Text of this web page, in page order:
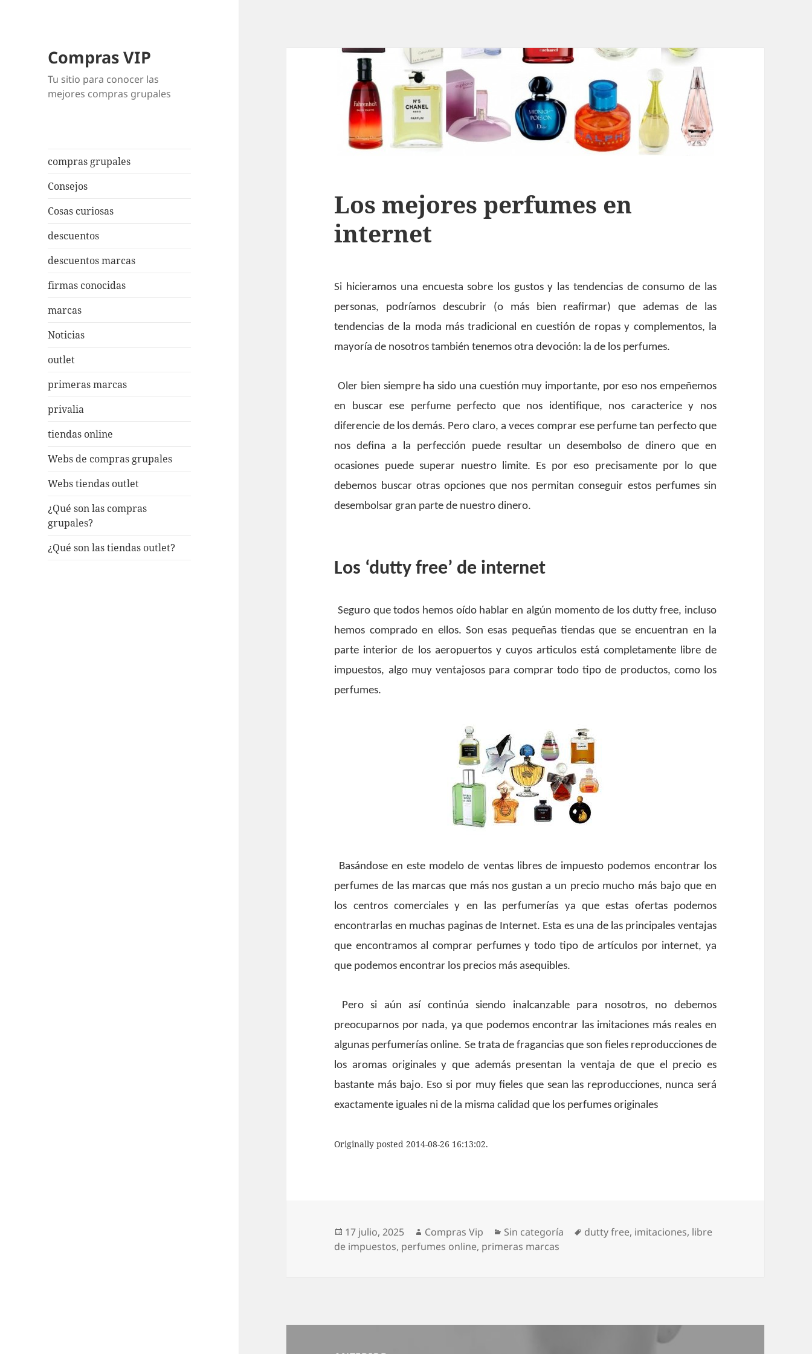
Compras VIP
Tu sitio para conocer las
mejores compras grupales
compras grupales
Consejos
Cosas curiosas
descuentos
descuentos marcas
firmas conocidas
marcas
Noticias
outlet
primeras marcas
privalia
tiendas online
Webs de compras grupales
Webs tiendas outlet
¿Qué son las compras
grupales?
¿Qué son las tiendas outlet?
Los mejores perfumes en
internet
Si hicieramos una encuesta sobre los gustos y las tendencias de consumo de las
personas, podríamos descubrir (o más bien reafirmar) que ademas de las
tendencias de la moda más tradicional en cuestión de ropas y complementos, la
mayoría de nosotros también tenemos otra devoción: la de los perfumes.
Oler bien siempre ha sido una cuestión muy importante, por eso nos empeñemos
en buscar ese perfume perfecto que nos identifique, nos caracterice y nos
diferencie de los demás. Pero claro, a veces comprar ese perfume tan perfecto que
nos defina a la perfección puede resultar un desembolso de dinero que en
ocasiones puede superar nuestro limite. Es por eso precisamente por lo que
debemos buscar otras opciones que nos permitan conseguir estos perfumes sin
desembolsar gran parte de nuestro dinero.
Los ‘dutty free’ de internet
Seguro que todos hemos oído hablar en algún momento de los dutty free, incluso
hemos comprado en ellos. Son esas pequeñas tiendas que se encuentran en la
parte interior de los aeropuertos y cuyos articulos está completamente libre de
impuestos, algo muy ventajosos para comprar todo tipo de productos, como los
perfumes.
Basándose en este modelo de ventas libres de impuesto podemos encontrar los
perfumes de las marcas que más nos gustan a un precio mucho más bajo que en
los centros comerciales y en las perfumerías ya que estas ofertas podemos
encontrarlas en muchas paginas de Internet. Esta es una de las principales ventajas
que encontramos al comprar perfumes y todo tipo de artículos por internet, ya
que podemos encontrar los precios más asequibles.
Pero si aún así continúa siendo inalcanzable para nosotros, no debemos
preocuparnos por nada, ya que podemos encontrar las imitaciones más reales en
algunas perfumerías online. Se trata de fragancias que son fieles reproducciones de
los aromas originales y que además presentan la ventaja de que el precio es
bastante más bajo. Eso si por muy fieles que sean las reproducciones, nunca será
exactamente iguales ni de la misma calidad que los perfumes originales
Originally posted 2014-08-26 16:13:02.
Publicado
el
17 julio, 2025 Autor
Compras Vip Categorías
Sin categoría Etiquetas
dutty free, imitaciones, libre
de impuestos, perfumes online, primeras marcas